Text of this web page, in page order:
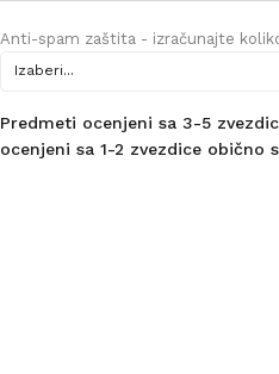
Anti-spam zaštita - izračunajte
Predmeti ocenjeni sa 3-5
ocenjeni sa 1-2 zvezdice